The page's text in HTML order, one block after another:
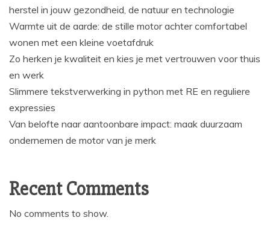
herstel in jouw gezondheid, de natuur en technologie
Warmte uit de aarde: de stille motor achter comfortabel
wonen met een kleine voetafdruk
Zo herken je kwaliteit en kies je met vertrouwen voor thuis
en werk
Slimmere tekstverwerking in python met RE en reguliere
expressies
Van belofte naar aantoonbare impact: maak duurzaam
ondernemen de motor van je merk
Recent Comments
No comments to show.